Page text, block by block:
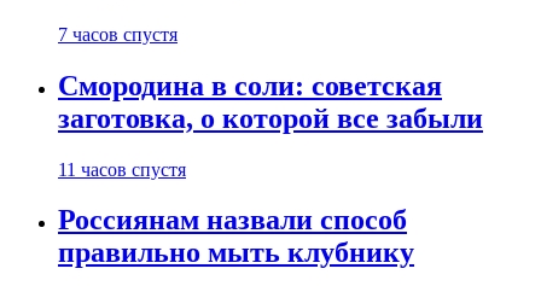
7 часов спустя
Смородина в соли: советская
заготовка, о которой все забыли
11 часов спустя
Россиянам назвали способ
правильно мыть клубнику